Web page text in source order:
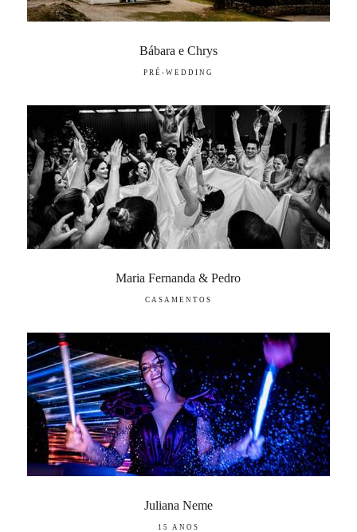
Bábara e Chrys
PRÉ-WEDDING
Maria Fernanda & Pedro
CASAMENTOS
Juliana Neme
15 ANOS